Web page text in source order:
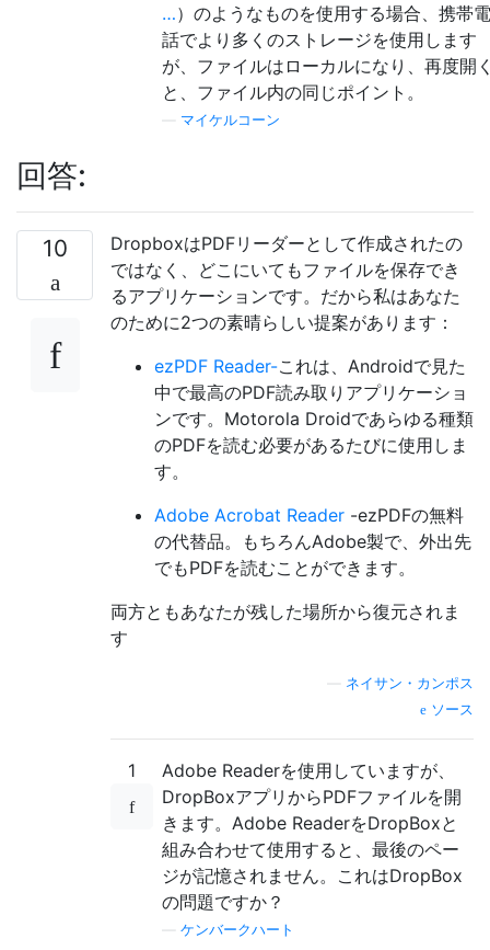
…）のようなものを使用する場合、携帯電
話でより多くのストレージを使用します
が、ファイルはローカルになり、再度開
と、ファイル内の同じポイント。
マイケルコーン
回答:
10
DropboxはPDFリーダーとして作成されたの
ではなく、どこにいてもファイルを保存でき
るアプリケーションです。だから私はあなた
のために2つの素晴らしい提案があります：
ezPDF Reader-これは、Androidで見た
中で最高のPDF読み取りアプリケーショ
ンです。Motorola Droidであらゆる種類
のPDFを読む必要があるたびに使用しま
す。
Adobe Acrobat Reader -ezPDFの無料
の代替品。もちろんAdobe製で、外出先
でもPDFを読むことができます。
両方ともあなたが残した場所から復元されま
す
ネイサン・カンポス
ソース
1
Adobe Readerを使用していますが、
DropBoxアプリからPDFファイルを開
きます。Adobe ReaderをDropBoxと
組み合わせて使用​​すると、最後のペー
ジが記憶されません。これはDropBox
の問題ですか？
ケンバークハート